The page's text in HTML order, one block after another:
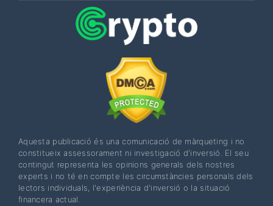
Aquesta publicació és una comunicació de màrqueting i no
constitueix assessorament ni investigació d'inversió. El seu
contingut representa les opinions generals dels nostres
experts i no té en compte les circumstàncies personals dels
lectors individuals, l'experiència d'inversió o la situació
financera actual.